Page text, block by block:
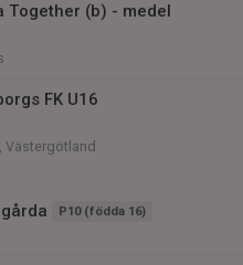
Together (b) - medel
FK U16
Västergötland
P10 (födda 16)